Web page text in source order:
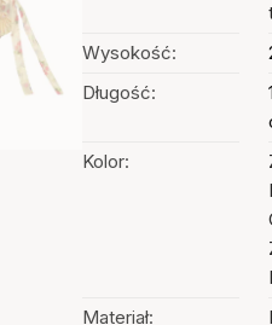
Wysokość:
Długość:
Kolor:
Materiał: